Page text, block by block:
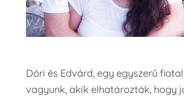
Dóri és Edvárd, egy egyszerű
vagyunk, akik elhatározták, hogy